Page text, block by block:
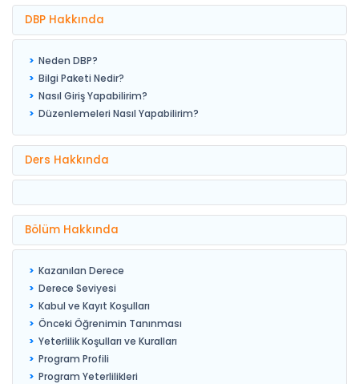
DBP Hakkında
Neden DBP?
Bilgi Paketi Nedir?
Nasıl Giriş Yapabilirim?
Düzenlemeleri Nasıl Yapabilirim?
Ders Hakkında
Bölüm Hakkında
Kazanılan Derece
Derece Seviyesi
Kabul ve Kayıt Koşulları
Önceki Öğrenimin Tanınması
Yeterlilik Koşulları ve Kuralları
Program Profili
Program Yeterlilikleri